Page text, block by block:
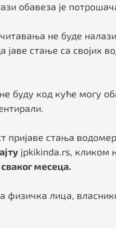
обавеза је
не буде
јаве стање са својих
буду код куће могу
пријаве стања
jpkikinda.rs, кликом
месеца.
физичка лица,